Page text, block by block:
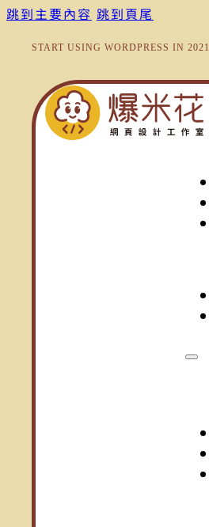
跳到主要內容 跳到頁尾
START USING WORDPRESS IN 2021